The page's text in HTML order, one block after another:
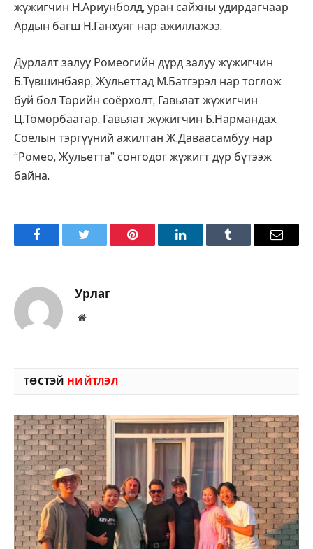
жүжигчин Н.Ариунболд, уран сайхны удирдагчаар
Ардын багш Н.Ганхуяг нар ажиллажээ.
Дурлалт залуу Ромеогийн дүрд залуу жүжигчин
Б.Түвшинбаяр, Жульеттад М.Батгэрэл нар тоглож
буй бол Төрийн соёрхолт, Гавьяат жүжигчин
Ц.Төмөрбаатар, Гавьяат жүжигчин Б.Нармандах,
Соёлын тэргүүний ажилтан Ж.Даваасамбуу нар
“Ромео, Жульетта” сонгодог жүжигт дүр бүтээж
байна.
FacebookTwitter Pinterest LinkedInTumblr Имэйл
Урлаг
Вэбсайт
ТӨСТЭЙ НИЙТЛЭЛ